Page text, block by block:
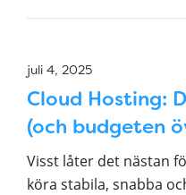
juli 4, 2025
Cloud Hosting:
(och budgeten
Visst låter det nästan
köra stabila, snabba